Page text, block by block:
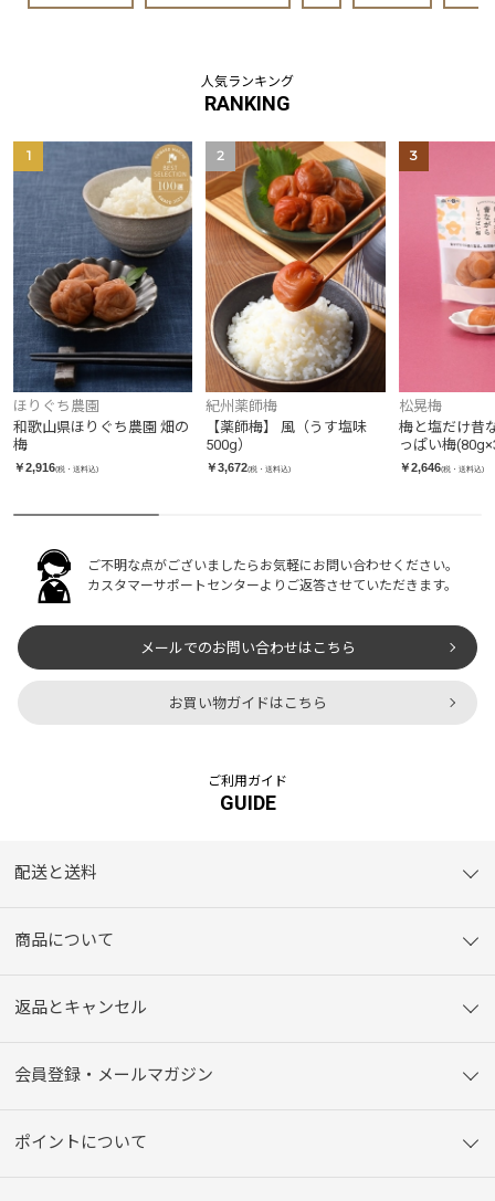
人気ランキング
RANKING
1
ほりぐち農園
和歌山県ほりぐち農園 畑の
梅
￥2,916(税・送料込)
2
紀州薬師梅
【薬師梅】 風（うす塩味
500g）
￥3,672(税・送料込)
3
松晃梅
梅と塩だけ昔
っぱい梅
￥2,646(税・送料込)
ご不明な点がございましたらお気軽にお問い合わせください。
カスタマーサポートセンターよりご返答させていただきます。
メールでのお問い合わせはこちら
お買い物ガイドはこちら
ご利用ガイド
GUIDE
配送と送料
商品について
返品とキャンセル
会員登録・メールマガジン
ポイントについて